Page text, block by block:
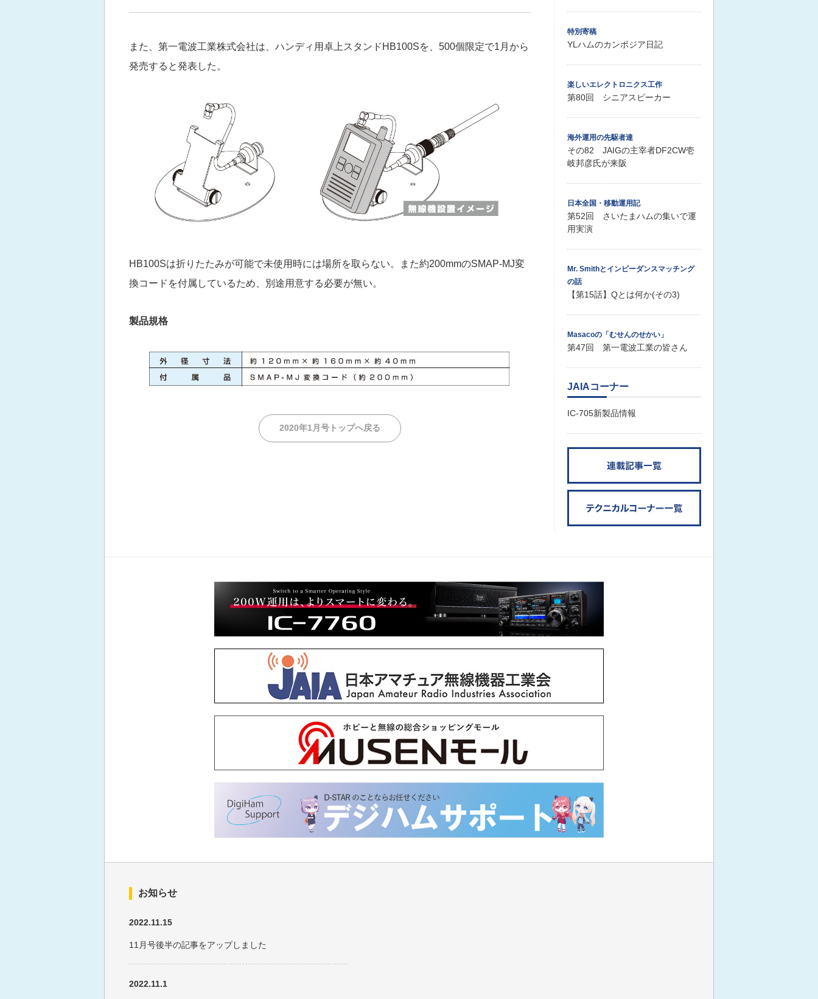
また、第一電波工業株式会社は、ハンディ用卓上スタンドHB100Sを、500個限定で1月から
発売すると発表した。
HB100Sは折りたたみが可能で未使用時には場所を取らない。また約200mmのSMAP-MJ変
換コードを付属しているため、別途用意する必要が無い。
製品規格
2020年1月号トップへ戻る
特別寄稿
YLハムのカンボジア日記
楽しいエレクトロニクス工作
第80回 シニアスピーカー
海外運用の先駆者達
その82 JAIGの主宰者DF2CW壱
岐邦彦氏が来阪
日本全国・移動運用記
第52回 さいたまハムの集いで運
用実演
Mr. Smithとインピーダンスマッチング
の話
【第15話】Qとは何か(その3)
Masacoの「むせんのせかい」
第47回 第一電波工業の皆さん
JAIAコーナー
IC-705新製品情報
お知らせ
2022.11.15
11月号後半の記事をアップしました
2022.11.1